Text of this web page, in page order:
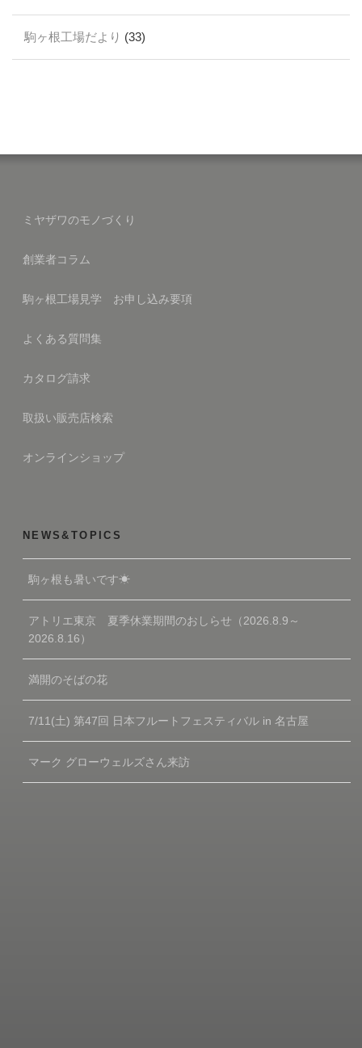
駒ヶ根工場だより (33)
ミヤザワのモノづくり
創業者コラム
駒ヶ根工場見学 お申し込み要項
よくある質問集
カタログ請求
取扱い販売店検索
オンラインショップ
NEWS&TOPICS
駒ヶ根も暑いです☀
アトリエ東京 夏季休業期間のおしらせ（2026.8.9～
2026.8.16）
満開のそばの花
7/11(土) 第47回 日本フルートフェスティバル in 名古屋
マーク グローウェルズさん来訪